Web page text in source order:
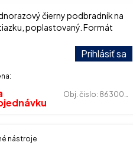
čierny podbradník na
poplastovaný. Formát
Prihlásiť sa
Obj. čislo: 863000005
nástroje